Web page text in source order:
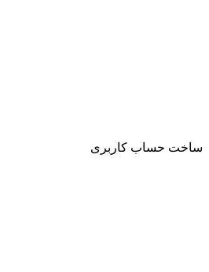
ساخت حساب کاربری